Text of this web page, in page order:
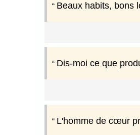
Beaux habits, bons
Dis-moi ce que
L'homme de cœur